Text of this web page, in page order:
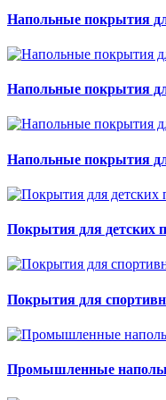
Напольные покрытия
Напольные покрытия
Напольные покрытия
Покрытия для детских
Покрытия для
Промышленные